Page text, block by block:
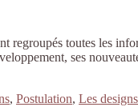
regroupés toutes les
ses
, Postulation, Les designs